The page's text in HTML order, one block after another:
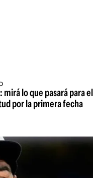
lo que pasará para el
por la primera fecha